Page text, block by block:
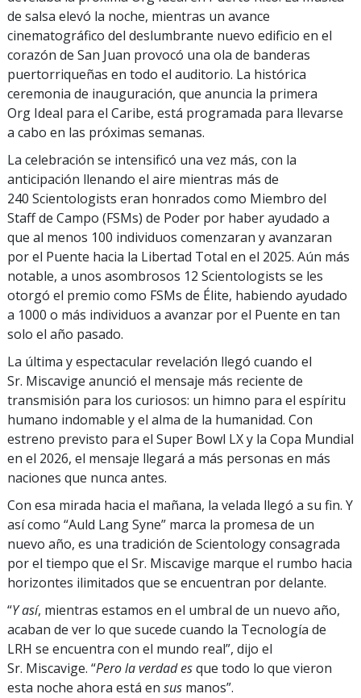
de salsa elevó la noche, mientras un avance
cinematográfico del deslumbrante nuevo edificio en el
corazón de San Juan provocó una ola de banderas
puertorriqueñas en todo el auditorio. La histórica
ceremonia de inauguración, que anuncia la primera
Org Ideal para el Caribe, está programada para llevarse
a cabo en las próximas semanas.
La celebración se intensificó una vez más, con la
anticipación llenando el aire mientras más de
240 Scientologists eran honrados como Miembro del
Staff de Campo (FSMs) de Poder por haber ayudado a
que al menos 100 individuos comenzaran y avanzaran
por el Puente hacia la Libertad Total en el 2025. Aún más
notable, a unos asombrosos 12 Scientologists se les
otorgó el premio como FSMs de Élite, habiendo ayudado
a 1000 o más individuos a avanzar por el Puente en tan
solo el año pasado.
La última y espectacular revelación llegó cuando el
Sr. Miscavige anunció el mensaje más reciente de
transmisión para los curiosos: un himno para el espíritu
humano indomable y el alma de la humanidad. Con
estreno previsto para el Super Bowl LX y la Copa Mundial
en el 2026, el mensaje llegará a más personas en más
naciones que nunca antes.
Con esa mirada hacia el mañana, la velada llegó a su fin. Y
así como “Auld Lang Syne” marca la promesa de un
nuevo año, es una tradición de Scientology consagrada
por el tiempo que el Sr. Miscavige marque el rumbo hacia
horizontes ilimitados que se encuentran por delante.
“Y así, mientras estamos en el umbral de un nuevo año,
acaban de ver lo que sucede cuando la Tecnología de
LRH se encuentra con el mundo real”, dijo el
Sr. Miscavige. “Pero la verdad esque todo lo que vieron
esta noche ahora está en sus manos”.